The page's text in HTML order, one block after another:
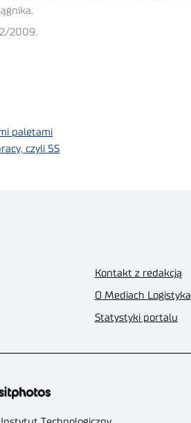
2/2009.
paletami
czyli 5S
Kontakt z redakcją
O Mediach Logistyka
Statystyki portalu